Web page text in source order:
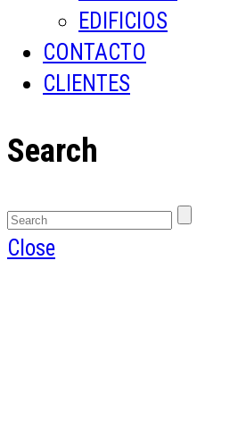
EDIFICIOS
CONTACTO
CLIENTES
Search
Close